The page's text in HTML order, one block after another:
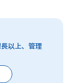
以上、管理